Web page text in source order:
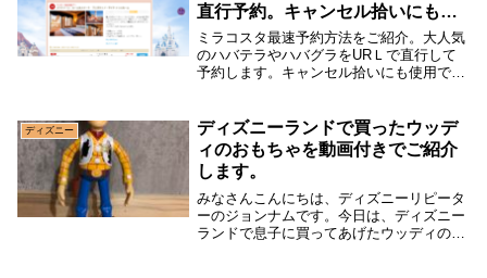
直行予約。キャンセル拾いにも有
効です。
ミラコスタ最速予約方法をご紹介。大人気
のハバテラやハバグラをURＬで直行して
予約します。キャンセル拾いにも使用でき
ディズニー
ディズニーランドで買ったウッデ
ィのおもちゃを動画付きでご紹介
します。
みなさんこんにちは、ディズニーリピータ
ーのジョンナムです。今日は、ディズニー
ランドで息子に買ってあげたウッディのお